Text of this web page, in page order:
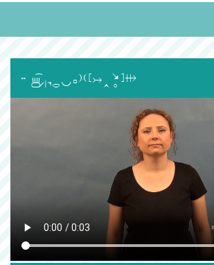
